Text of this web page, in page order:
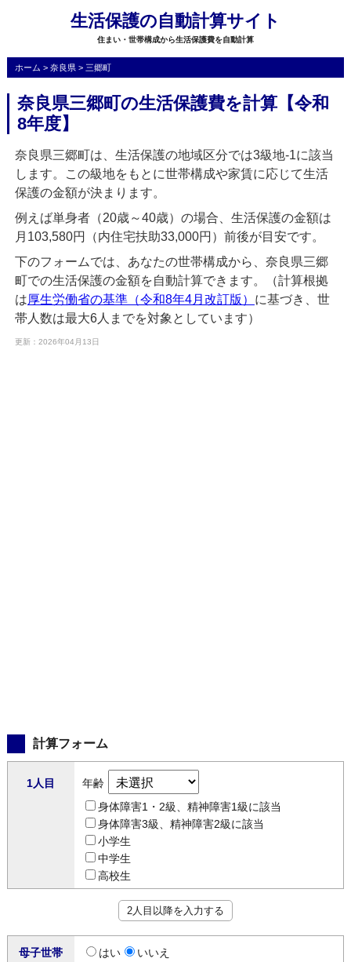
生活保護の自動計算サイト
住まい・世帯構成から生活保護費を自動計算
ホーム > 奈良県> 三郷町
奈良県三郷町の生活保護費を計算【令和
8年度】
奈良県三郷町は、生活保護の地域区分では3級地-1に該当
します。この級地をもとに世帯構成や家賃に応じて生活
保護の金額が決まります。
例えば単身者（20歳～40歳）の場合、生活保護の金額は
月103,580円（内住宅扶助33,000円）前後が目安です。
下のフォームでは、あなたの世帯構成から、奈良県三郷
町での生活保護の金額を自動計算できます。（計算根拠
は厚生労働省の基準（令和8年4月改訂版） に基づき、世
帯人数は最大6人までを対象としています）
更新：2026年04月13日
計算フォーム
1人目
年齢
身体障害1・2級、精神障害1級に該当
身体障害3級、精神障害2級に該当
小学生
中学生
高校生
2人目以降を入力する
母子世帯
はい いいえ